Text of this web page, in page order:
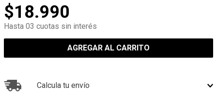
$18.990
Hasta 03 cuotas sin interés
AGREGAR AL CARRITO
Calcula tu envío